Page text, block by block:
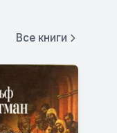
Все книги